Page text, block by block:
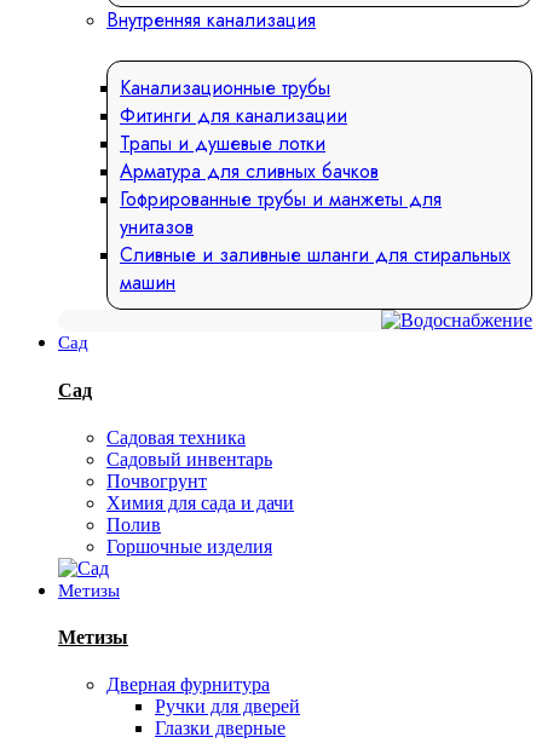
Внутренняя канализация
Канализационные трубы
Фитинги для канализации
Трапы и душевые лотки
Арматура для сливных бачков
Гофрированные трубы и манжеты для
унитазов
Сливные и заливные шланги для стиральных
машин
Сад
Сад
Садовая техника
Садовый инвентарь
Почвогрунт
Химия для сада и дачи
Полив
Горшочные изделия
Метизы
Метизы
Дверная фурнитура
Ручки для дверей
Глазки дверные